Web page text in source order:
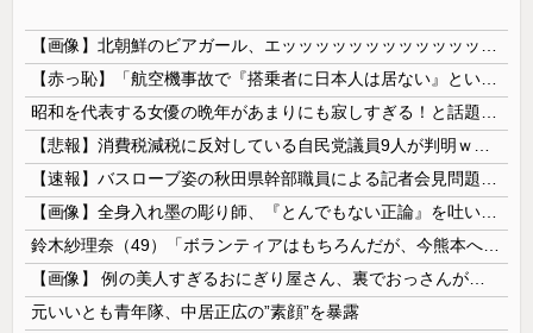
元いいとも青年隊、中居正広の”素顔”を暴露